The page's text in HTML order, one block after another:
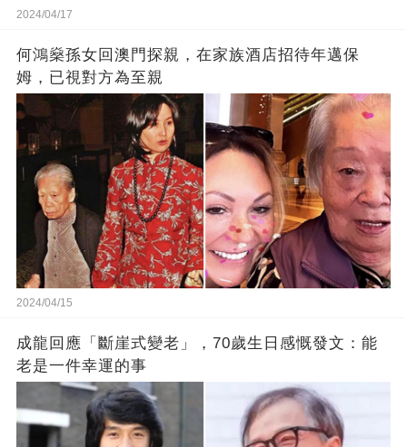
2024/04/17
何鴻燊孫女回澳門探親，在家族酒店招待年邁保
姆，已視對方為至親
2024/04/15
成龍回應「斷崖式變老」，70歲生日感慨發文：能
老是一件幸運的事